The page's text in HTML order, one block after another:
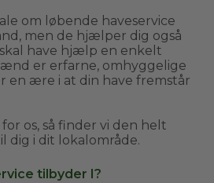
om løbende haveservice
men de hjælper dig også
have hjælp en enkelt
er erfarne, omhyggelige
ære i at din have fremstår
os, så finder vi den helt
dig i dit lokalområde.
tilbyder I?